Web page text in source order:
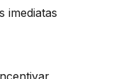
imediatas